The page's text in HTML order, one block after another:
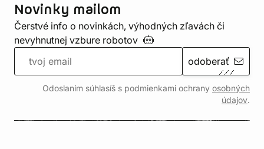
Novinky mailom
Čerstvé info o novinkách, výhodných zľavách či
nevyhnutnej vzbure robotov
odoberať
Odoslaním súhlasíš s podmienkami ochrany osobných
údajov.